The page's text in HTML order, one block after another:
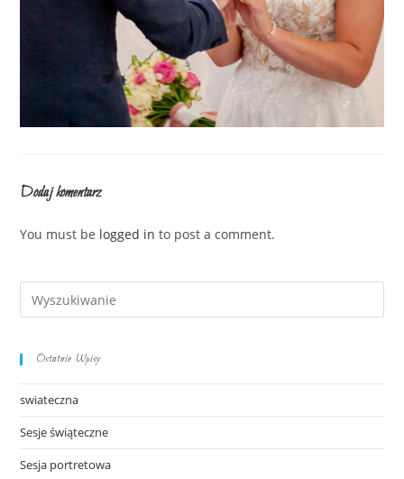
Dodaj komentarz
You must be logged in to post a comment.
Ostatnie Wpisy
swiateczna
Sesje świąteczne
Sesja portretowa